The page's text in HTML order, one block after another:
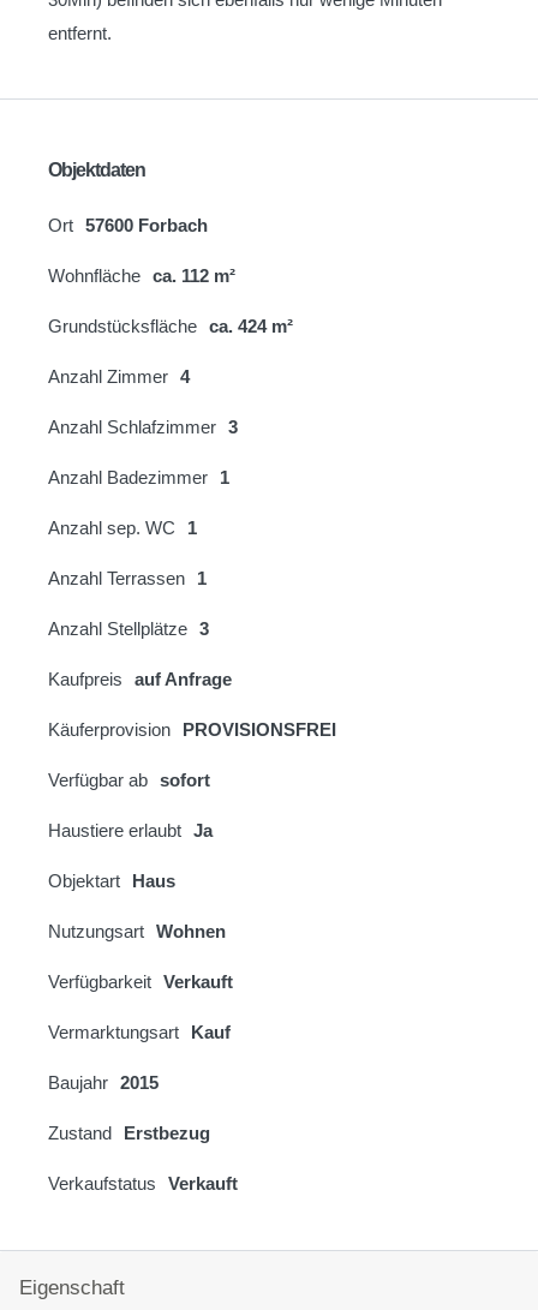
entfernt.
Objektdaten
Ort 57600 Forbach
Wohnfläche ca. 112 m²
Grundstücksfläche ca. 424 m²
Anzahl Zimmer 4
Anzahl Schlafzimmer 3
Anzahl Badezimmer 1
Anzahl sep. WC 1
Anzahl Terrassen 1
Anzahl Stellplätze 3
Kaufpreis auf Anfrage
Käuferprovision PROVISIONSFREI
Verfügbar ab sofort
Haustiere erlaubt Ja
Objektart Haus
Nutzungsart Wohnen
Verfügbarkeit Verkauft
Vermarktungsart Kauf
Baujahr 2015
Zustand Erstbezug
Verkaufstatus Verkauft
Eigenschaft